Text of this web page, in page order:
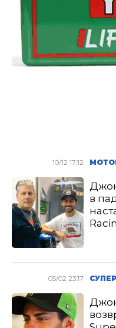
10/12 17:12
в
05/02 23:17